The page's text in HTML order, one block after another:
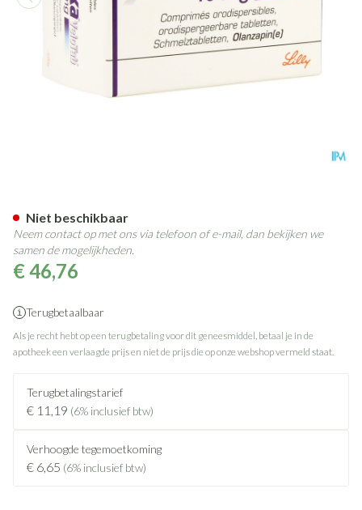
€ 46,76
Terugbetaalbaar
Als je recht hebt op een terugbetaling voor dit geneesmiddel, betaal je in de
apotheek een verlaagde prijs en niet de prijs die op onze webshop vermeld staat.
Terugbetalingstarief
€ 11,19 (6% inclusief btw)
Verhoogde tegemoetkoming
€ 6,65 (6% inclusief btw)
Niet beschikbaar
Neem contact op met ons via telefoon of e-mail, dan bekijken we
samen de mogelijkheden.